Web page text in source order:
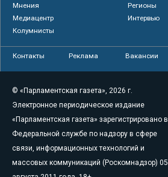
Мнения
Регионы
Медиацентр
Интервью
Колумнисты
Контакты Реклама Вакансии
© «Парламентская газета», 2026 г.
Электронное периодическое издание
«Парламентская газета» зарегистрировано в
Федеральной службе по надзору в сфере
связи, информационных технологий и
массовых коммуникаций (Роскомнадзор) 05